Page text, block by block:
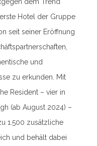
Hotel der Gruppe
seit seiner Eröffnung
und
zu erkunden. Mit
Resident – vier in
(ab August 2024) –
1.500 zusätzliche
und behält dabei